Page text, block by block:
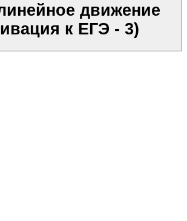
движение
к ЕГЭ - 3)